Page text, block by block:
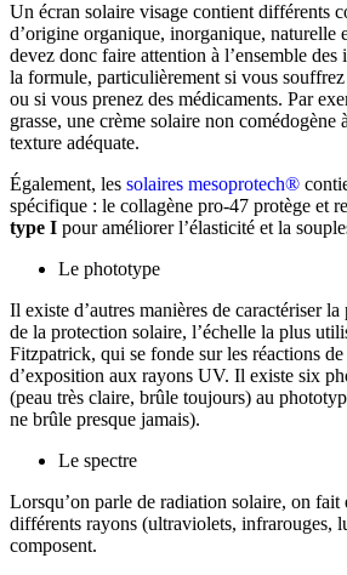
Un écran solaire visage contient différents
d’origine organique, inorganique, naturelle
devez donc faire attention à l’ensemble des
la formule, particulièrement si vous
ou si vous prenez des médicaments. Par
grasse, une crème solaire non
texture adéquate.
Également, les solaires mesoprotech®
spécifique : le collagène pro-47 protège et
type I pour améliorer l’élasticité et la
Le phototype
Il existe d’autres manières de caractériser
de la protection solaire, l’échelle la plus
Fitzpatrick, qui se fonde sur les réactions de
d’exposition aux rayons UV. Il existe six
(peau très claire, brûle toujours) au
ne brûle presque jamais).
Le spectre
Lorsqu’on parle de radiation solaire, on fait
différents rayons (ultraviolets, infrarouges,
composent.